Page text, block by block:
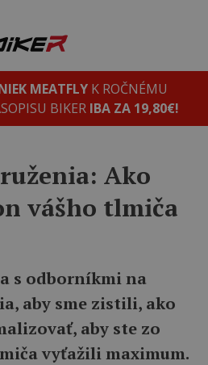
MEATFLYK ROČNÉMU
BIKER IBA ZA 19,80€!
Ako
vášho tlmiča
s odborníkmi na
aby sme zistili, ako
aby ste zo
vyťažili maximum.